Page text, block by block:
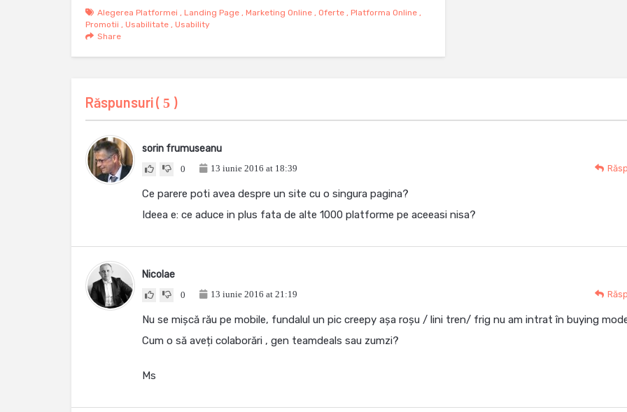
Alegerea Platformei , Landing Page , Marketing Online , Oferte , Platforma Online ,
Promotii , Usabilitate , Usability
Share
Răspunsuri ( 5 )
sorin frumuseanu
0 13 iunie 2016 at 18:39
Ce parere poti avea despre un site cu o singura pagina?
Ideea e: ce aduce in plus fata de alte 1000 platforme pe aceeasi nisa?
Nicolae
0 13 iunie 2016 at 21:19
Nu se mișcă rău pe mobile, fundalul un pic creepy așa roșu / lini tren/ frig nu am intrat în buying
Cum o să aveți colaborări , gen teamdeals sau zumzi?
Ms